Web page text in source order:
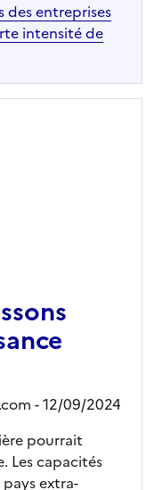
des entreprises
intensité de
- 12/09/2024
pourrait
Les capacités
extra-